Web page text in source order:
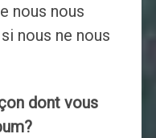
nous nous
nous ne nous
dont vous